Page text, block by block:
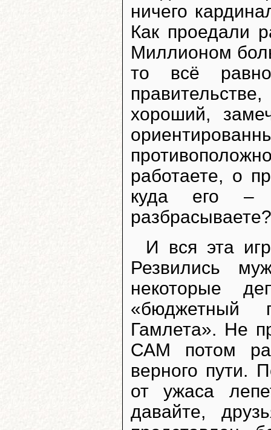
ничего
Как проедали
Миллионом
то всё
хороший,
работаете, о
куда его –
И вся эта
Резвились
некоторые
«бюджетный
Гамлета». Не
САМ потом
верного пути.
от ужаса
давайте,